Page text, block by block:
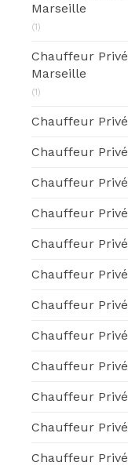
Marseille
(1)
Chauffeur
Marseille
(1)
Chauffeur
Chauffeur
Chauffeur Privé
Chauffeur
Chauffeur
Chauffeur
Chauffeur
Chauffeur Privé
Chauffeur
Chauffeur
Chauffeur
Chauffeur